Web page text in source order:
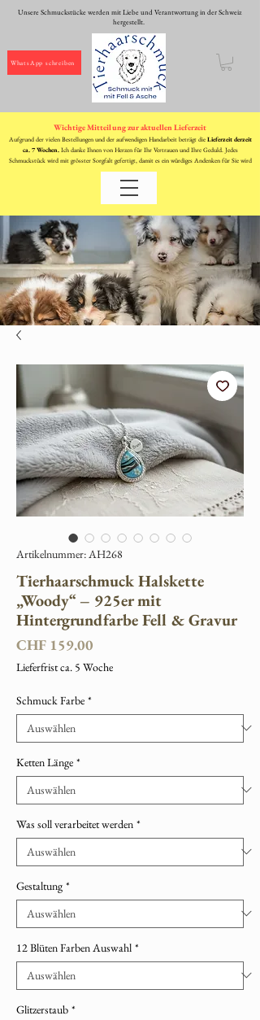
Unsere Schmuckstücke werden mit Liebe und Verantwortung in der Schweiz
hergestellt.
Wichtige Mitteilung zur aktuellen Lieferzeit
Aufgrund der vielen Bestellungen und der aufwendigen Handarbeit beträgt die Lieferzeit derzeit
ca. 7 Wochen. Ich danke Ihnen von Herzen für Ihr Vertrauen und Ihre Geduld. Jedes
Schmuckstück wird mit grösster Sorgfalt gefertigt, damit es ein würdiges Andenken für Sie wird
WhatsApp schreiben
Artikelnummer: AH268
Tierhaarschmuck Halskette
„Woody“ – 925er mit
Hintergrundfarbe Fell & Gravur
CHF 159.00
Lieferfrist ca. 5 Woche
Schmuck Farbe *
Ketten Länge *
Was soll verarbeitet werden *
Gestaltung *
12 Blüten Farben Auswahl *
Glitzerstaub *